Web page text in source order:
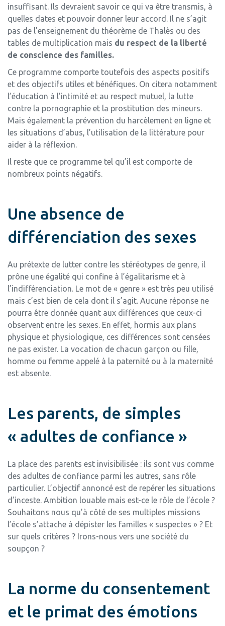
insuffisant. Ils devraient savoir ce qui va être transmis, à
quelles dates et pouvoir donner leur accord. Il ne s’agit
pas de l’enseignement du théorème de Thalès ou des
tables de multiplication mais du respect de la liberté
de conscience des familles.
Ce programme comporte toutefois des aspects positifs
et des objectifs utiles et bénéfiques. On citera notamment
l’éducation à l’intimité et au respect mutuel, la lutte
contre la pornographie et la prostitution des mineurs.
Mais également la prévention du harcèlement en ligne et
les situations d’abus, l’utilisation de la littérature pour
aider à la réflexion.
Il reste que ce programme tel qu’il est comporte de
nombreux points négatifs.
Une absence de
différenciation des sexes
Au prétexte de lutter contre les stéréotypes de genre, il
prône une égalité qui confine à l’égalitarisme et à
l’indifférenciation. Le mot de « genre » est très peu utilisé
mais c’est bien de cela dont il s’agit. Aucune réponse ne
pourra être donnée quant aux différences que ceux-ci
observent entre les sexes. En effet, hormis aux plans
physique et physiologique, ces différences sont censées
ne pas exister. La vocation de chacun garçon ou fille,
homme ou femme appelé à la paternité ou à la maternité
est absente.
Les parents, de simples
« adultes de confiance »
La place des parents est invisibilisée : ils sont vus comme
des adultes de confiance parmi les autres, sans rôle
particulier. L’objectif annoncé est de repérer les situations
d’inceste. Ambition louable mais est-ce le rôle de l’école ?
Souhaitons nous qu’à côté de ses multiples missions
l’école s’attache à dépister les familles « suspectes » ? Et
sur quels critères ? Irons-nous vers une société du
soupçon ?
La norme du consentement
et le primat des émotions